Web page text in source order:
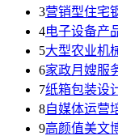
3营销型住宅
4电子设备产
5大型农业机
6家政月嫂服
7纸箱包装设
8自媒体运营
9高颜值美文